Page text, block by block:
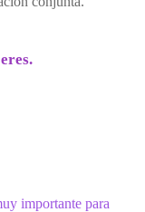
importante para